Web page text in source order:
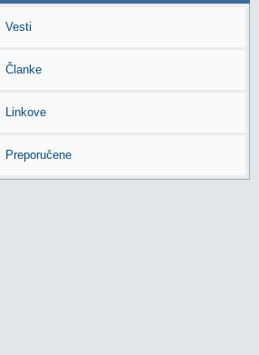
Vesti
Članke
Linkove
Preporučene